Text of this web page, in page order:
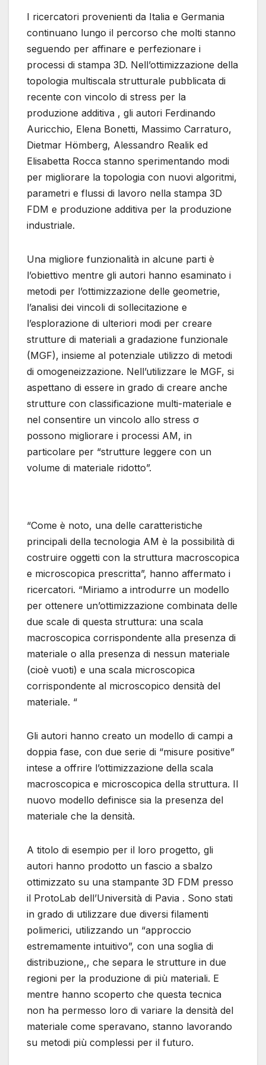
I ricercatori provenienti da Italia e Germania
continuano lungo il percorso che molti stanno
seguendo per affinare e perfezionare i
processi di stampa 3D. Nell’ottimizzazione della
topologia multiscala strutturale pubblicata di
recente con vincolo di stress per la
produzione additiva , gli autori Ferdinando
Auricchio, Elena Bonetti, Massimo Carraturo,
Dietmar Hömberg, Alessandro Realik ed
Elisabetta Rocca stanno sperimentando modi
per migliorare la topologia con nuovi algoritmi,
parametri e flussi di lavoro nella stampa 3D
FDM e produzione additiva per la produzione
industriale.
Una migliore funzionalità in alcune parti è
l’obiettivo mentre gli autori hanno esaminato i
metodi per l’ottimizzazione delle geometrie,
l’analisi dei vincoli di sollecitazione e
l’esplorazione di ulteriori modi per creare
strutture di materiali a gradazione funzionale
(MGF), insieme al potenziale utilizzo di metodi
di omogeneizzazione. Nell’utilizzare le MGF, si
aspettano di essere in grado di creare anche
strutture con classificazione multi-materiale e
nel consentire un vincolo allo stress σ
possono migliorare i processi AM, in
particolare per “strutture leggere con un
volume di materiale ridotto”.
“Come è noto, una delle caratteristiche
principali della tecnologia AM è la possibilità di
costruire oggetti con la struttura macroscopica
e microscopica prescritta”, hanno affermato i
ricercatori. “Miriamo a introdurre un modello
per ottenere un’ottimizzazione combinata delle
due scale di questa struttura: una scala
macroscopica corrispondente alla presenza di
materiale o alla presenza di nessun materiale
(cioè vuoti) e una scala microscopica
corrispondente al microscopico densità del
materiale. “
Gli autori hanno creato un modello di campi a
doppia fase, con due serie di “misure positive”
intese a offrire l’ottimizzazione della scala
macroscopica e microscopica della struttura. Il
nuovo modello definisce sia la presenza del
materiale che la densità.
A titolo di esempio per il loro progetto, gli
autori hanno prodotto un fascio a sbalzo
ottimizzato su una stampante 3D FDM presso
il ProtoLab dell’Università di Pavia . Sono stati
in grado di utilizzare due diversi filamenti
polimerici, utilizzando un “approccio
estremamente intuitivo”, con una soglia di
distribuzione,, che separa le strutture in due
regioni per la produzione di più materiali. E
mentre hanno scoperto che questa tecnica
non ha permesso loro di variare la densità del
materiale come speravano, stanno lavorando
su metodi più complessi per il futuro.